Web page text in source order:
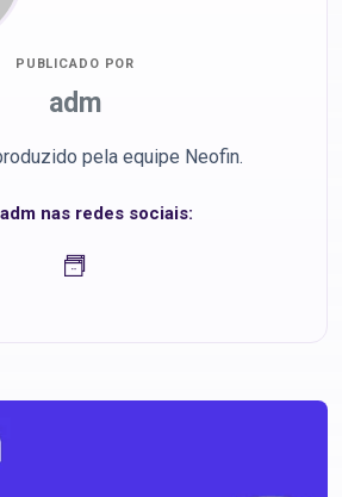
PUBLICADO POR
adm
pela equipe Neofin.
nas redes sociais: